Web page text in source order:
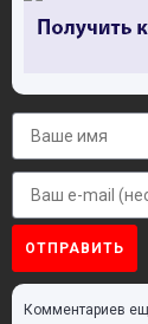
ОТПРАВИТЬ
Комментариев